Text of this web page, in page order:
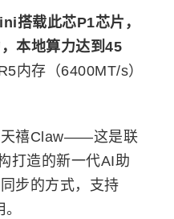
搭载此芯P1芯片，
本地算力达到45
内存（6400MT/s）
天禧Claw——这是联
打造的新一代AI助
步的方式，支持